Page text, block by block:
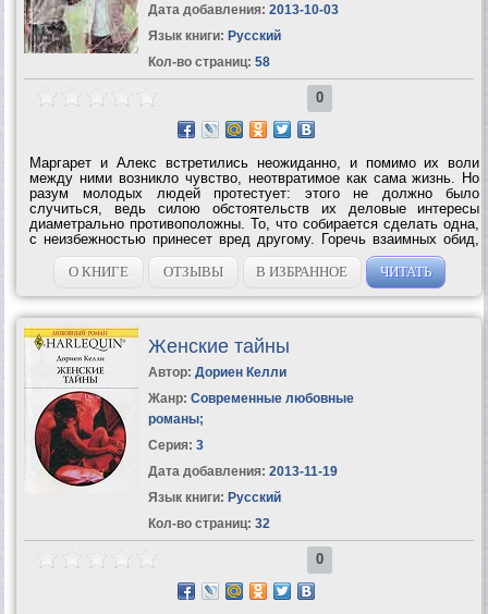
Дата добавления: 2013-10-03
Язык книги: Русский
Кол-во страниц: 58
0
Маргарет и Алекс встретились неожиданно, и помимо их воли
между ними возникло чувство, неотвратимое как сама жизнь. Но
разум молодых людей протестует: этого не должно было
случиться, ведь силою обстоятельств их деловые интересы
диаметрально противоположны. То, что собирается сделать одна,
с неизбежностью принесет вред другому. Горечь взаимных обид,
непонимание, ревнивое недоверие, бурные взрывы несогласия –
все это тяжелым...
О КНИГЕ ОТЗЫВЫ В ИЗБРАННОЕ ЧИТАТЬ
Женские тайны
Автор: Дориен Келли
Жанр: Современные любовные
романы;
Серия: 3
Дата добавления: 2013-11-19
Язык книги: Русский
Кол-во страниц: 32
0